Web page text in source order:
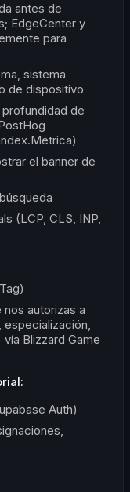
antes de
EdgeCenter y
para
sistema
de dispositivo
de
el banner de
(LCP, CLS, INP,
autorizas a
especialización,
Blizzard Game
Auth)